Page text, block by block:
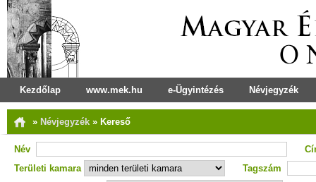
Kezdőlap www.mek.hu e-Ügyintézés Névjegyzék
» Névjegyzék » Kereső
Név
Területi kamara
Tagszám